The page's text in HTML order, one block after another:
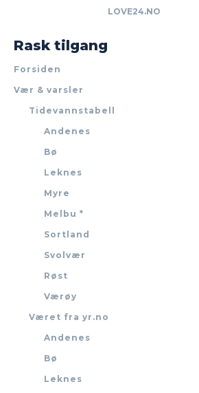
LOVE24.NO
Rask tilgang
Forsiden
Vær & varsler
Tidevannstabell
Andenes
Bø
Leknes
Myre
Melbu *
Sortland
Svolvær
Røst
Værøy
Været fra yr.no
Andenes
Bø
Leknes